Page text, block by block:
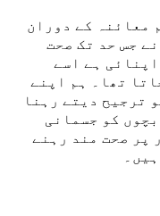
معائنہ کے دوران
جس حد تک صحت
ہے اسے
تھا۔ ہم اپنے
ترجیح دیتے رہنا
کو جسمانی
پر صحت مند رہنے